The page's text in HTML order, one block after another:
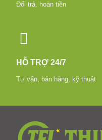
Đổi trả, hoàn tiền
HỖ TRỢ 24/7
Tư vấn, bán hàng, kỹ thuật